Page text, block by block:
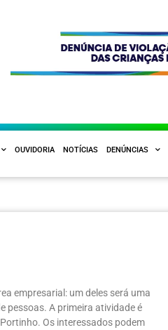
OUVIDORIA NOTÍCIAS DENÚNCIAS
empresarial: um deles será uma
pessoas. A primeira atividade é
Os interessados podem